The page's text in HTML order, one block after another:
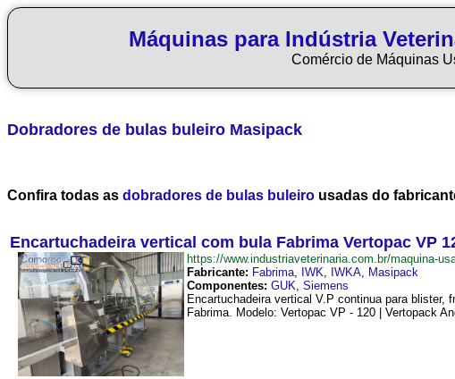
Máquinas para Indústria
Comércio de Máquinas
Dobradores de bulas buleiro Masipack
Confira todas as dobradores de bulas buleiro usadas do
Encartuchadeira vertical com bula Fabrima Vertopac VP
https://www.industriaveterinaria.com.br/maquina-
Fabricante: Fabrima, IWK, IWKA, Masipack
Componentes: GUK, Siemens
Encartuchadeira vertical V.P continua para
Fabrima. Modelo: Vertopac VP - 120 | Vertopack